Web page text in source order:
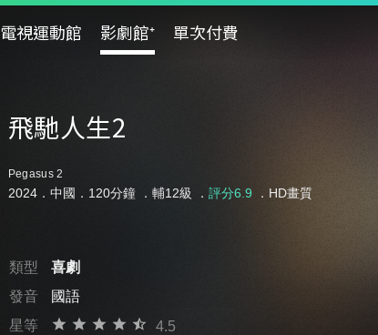
電視運動館 影劇館⁺ 單次付費
飛馳人生2
Pegasus 2
2024．中國．120分鐘 ． 輔12級 ． 評分6.9 ．HD畫質
類型
喜劇
發音
國語
星等
4.5